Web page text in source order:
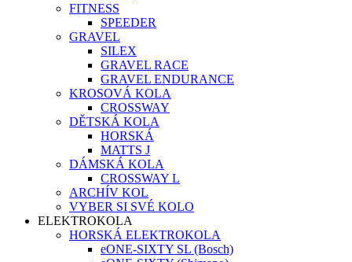
FITNESS
SPEEDER
GRAVEL
SILEX
GRAVEL RACE
GRAVEL ENDURANCE
KROSOVÁ KOLA
CROSSWAY
DĚTSKÁ KOLA
HORSKÁ
MATTS J
DÁMSKÁ KOLA
CROSSWAY L
ARCHÍV KOL
VYBER SI SVÉ KOLO
ELEKTROKOLA
HORSKÁ ELEKTROKOLA
eONE-SIXTY SL (Bosch)